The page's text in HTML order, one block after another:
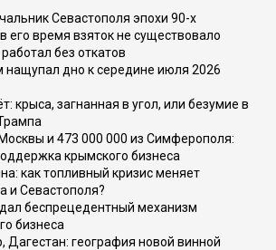
Севастополя эпохи 90-х
его время взяток не существовало
без откатов
нащупал дно к середине июля 2026
крыса, загнанная в угол, или безумие в
и 473 000 000 из Симферополя:
крымского бизнеса
как топливный кризис меняет
и Севастополя?
беспрецедентный механизм
бизнеса
Дагестан: география новой винной